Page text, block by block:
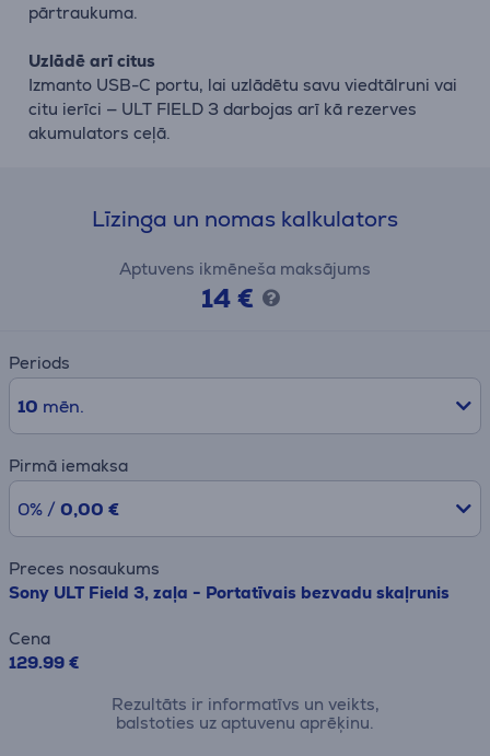
pārtraukuma.
Uzlādē arī citus
Izmanto USB-C portu, lai uzlādētu savu viedtālruni vai
citu ierīci — ULT FIELD 3 darbojas arī kā rezerves
akumulators ceļā.
Līzinga un nomas kalkulators
Aptuvens ikmēneša maksājums
14 €
Periods
10 mēn.
Pirmā iemaksa
0% / 0,00 €
Preces nosaukums
Sony ULT Field 3, zaļa - Portatīvais bezvadu skaļrunis
Cena
129.99 €
Rezultāts ir informatīvs un veikts,
balstoties uz aptuvenu aprēķinu.